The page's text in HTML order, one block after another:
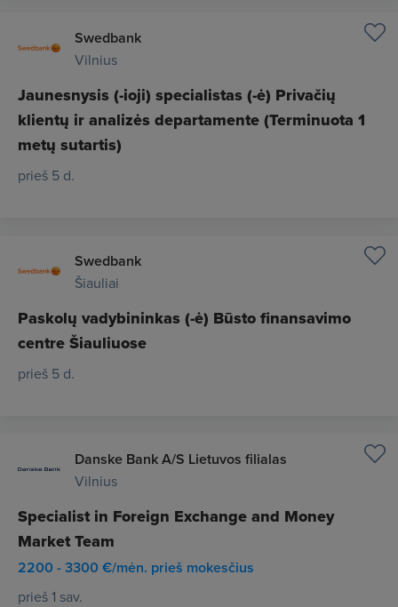
Swedbank
Vilnius
Jaunesnysis (-ioji) specialistas (-ė) Privačių
klientų ir analizės departamente (Terminuota 1
metų sutartis)
prieš 5 d.
Swedbank
Šiauliai
Paskolų vadybininkas (-ė) Būsto finansavimo
centre Šiauliuose
prieš 5 d.
Danske Bank A/S Lietuvos filialas
Vilnius
Specialist in Foreign Exchange and Money
Market Team
2200 - 3300 €/mėn. prieš mokesčius
prieš 1 sav.